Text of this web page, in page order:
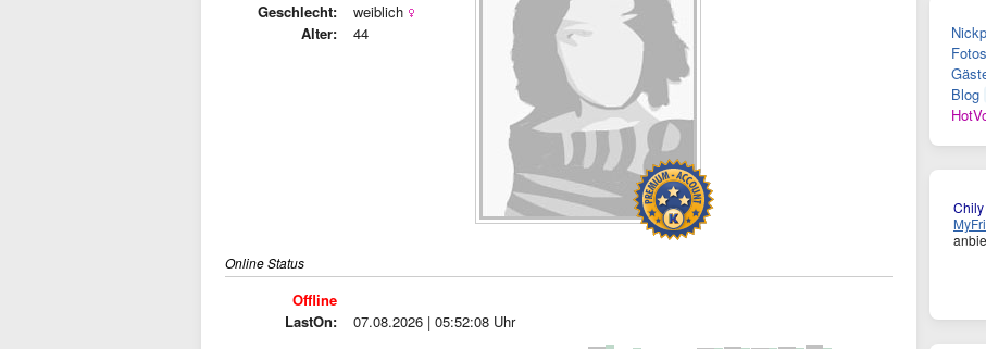
Geschlecht:
weiblich
Alter:
44
Online Status
Offline
LastOn:
07.08.2026 | 05:52:08 Uhr
Fotos
Blog
Chily